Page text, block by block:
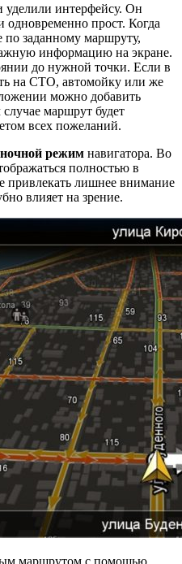
уделили интерфейсу. Он
одновременно прост. Когда
по заданному маршруту,
информацию на экране.
до нужной точки. Если в
на СТО, автомойку или же
можно добавить
маршрут будет
всех пожеланий.
ночной режим навигатора. Во
полностью в
привлекать лишнее внимание
влияет на зрение.
маршрутом с помощью